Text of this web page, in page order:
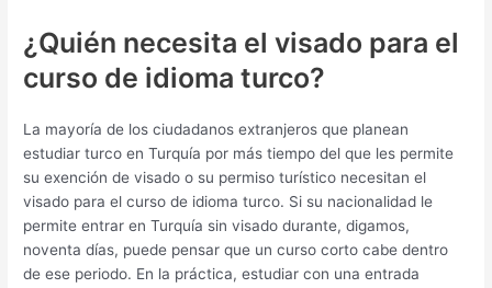
¿Quién necesita el visado para el
curso de idioma turco?
La mayoría de los ciudadanos extranjeros que planean
estudiar turco en Turquía por más tiempo del que les permite
su exención de visado o su permiso turístico necesitan el
visado para el curso de idioma turco. Si su nacionalidad le
permite entrar en Turquía sin visado durante, digamos,
noventa días, puede pensar que un curso corto cabe dentro
de ese periodo. En la práctica, estudiar con una entrada